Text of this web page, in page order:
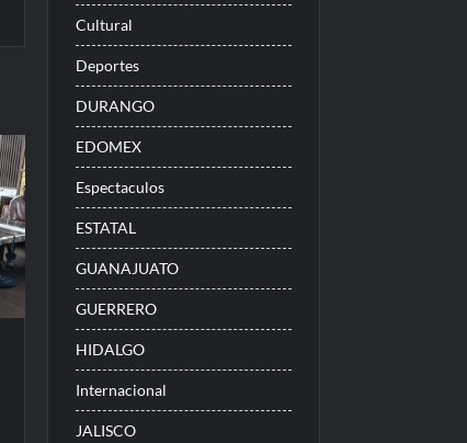
Cultural
Deportes
DURANGO
EDOMEX
Espectaculos
ESTATAL
GUANAJUATO
GUERRERO
HIDALGO
Internacional
JALISCO